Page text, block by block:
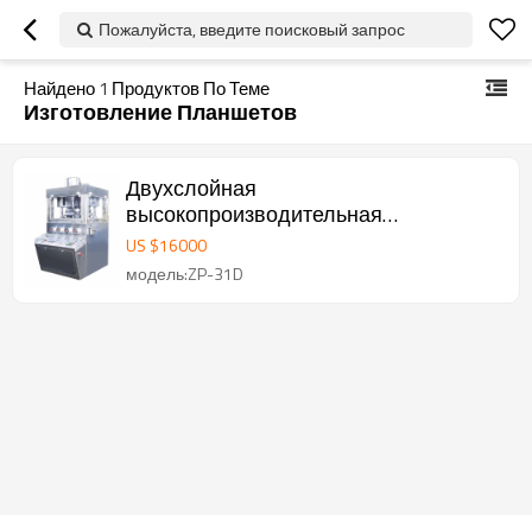
Пожалуйста, введите поисковый запрос
Найдено 1 Продуктов По Теме
Изготовление Планшетов
Двухслойная
высокопроизводительная
ротационная таблеточная машина
ZP-31D
US $16000
модель:ZP-31D